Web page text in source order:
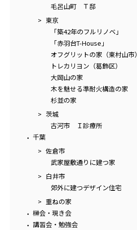
毛呂山町 Ｔ邸
東京
「築42年のフルリノベ」
「赤羽台T-House」
オフグリットの家（東村山市）
トレカリヨン（葛飾区）
大岡山の家
木を魅せる準耐火構造の家
杉並の家
茨城
古河市 Ｉ診療所
千葉
佐倉市
武家屋敷通りに建つ家
白井市
郊外に建つデザイン住宅
重ねの家
榊会・現き会
講習会・勉強会